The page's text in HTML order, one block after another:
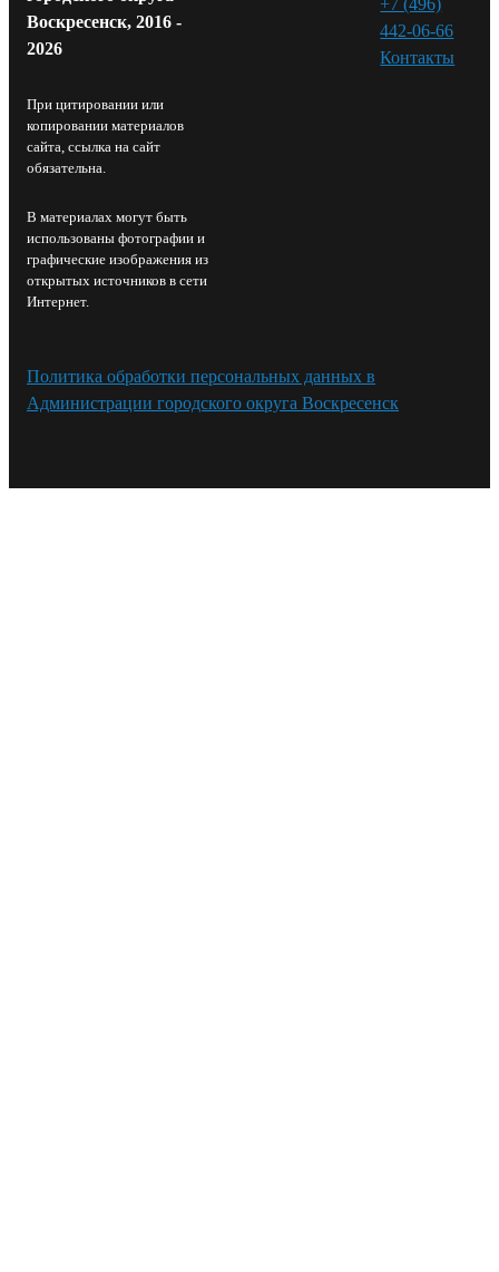
Воскресенск, 2016 -
2026
При цитировании или
копировании материалов
сайта, ссылка на сайт
обязательна.
В материалах могут быть
использованы фотографии и
графические изображения из
открытых источников в сети
Интернет.
442-06-66
Контакты⁠
Политика обработки персональных данных в
Администрации городского округа Воскресенск